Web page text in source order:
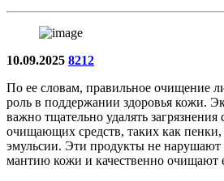
10.09.2025 8212
По ее словам, правильное очищение
роль в поддержании здоровья кожи.
важно тщательно удалять
очищающих средств, таких как
эмульсии. Эти продукты не
мантию кожи и качественно очищают